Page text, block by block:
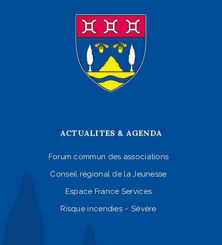
ACTUALITES & AGENDA
Forum commun des associations
Conseil régional de la Jeunesse
Espace France Services
Risque incendies – Sévère